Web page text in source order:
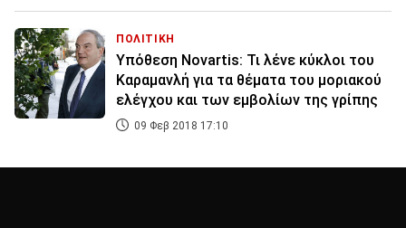
ΠΟΛΙΤΙΚΗ
Υπόθεση Novartis: Τι λένε κύκλοι του
Καραμανλή για τα θέματα του μοριακού
ελέγχου και των εμβολίων της γρίπης
09 Φεβ 2018 17:10